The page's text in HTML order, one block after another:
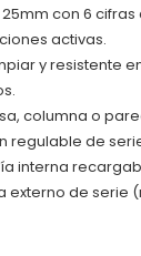
con 6
activas.
y resistente
columna o
regulable de
interna
de serie